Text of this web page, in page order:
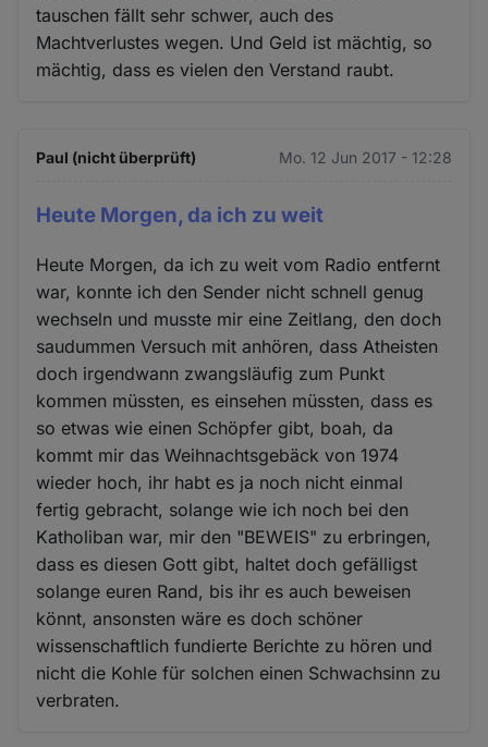
tauschen fällt sehr schwer, auch des
Machtverlustes wegen. Und Geld ist mächtig, so
mächtig, dass es vielen den Verstand raubt.
Paul (nicht überprüft) Mo. 12 Jun 2017 - 12:28
Heute Morgen, da ich zu weit
Heute Morgen, da ich zu weit vom Radio entfernt
war, konnte ich den Sender nicht schnell genug
wechseln und musste mir eine Zeitlang, den doch
saudummen Versuch mit anhören, dass Atheisten
doch irgendwann zwangsläufig zum Punkt
kommen müssten, es einsehen müssten, dass es
so etwas wie einen Schöpfer gibt, boah, da
kommt mir das Weihnachtsgebäck von 1974
wieder hoch, ihr habt es ja noch nicht einmal
fertig gebracht, solange wie ich noch bei den
Katholiban war, mir den "BEWEIS" zu erbringen,
dass es diesen Gott gibt, haltet doch gefälligst
solange euren Rand, bis ihr es auch beweisen
könnt, ansonsten wäre es doch schöner
wissenschaftlich fundierte Berichte zu hören und
nicht die Kohle für solchen einen Schwachsinn zu
verbraten.